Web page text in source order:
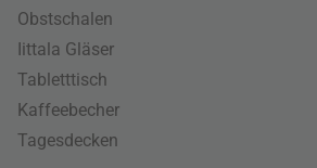
Obstschalen
Iittala Gläser
Tabletttisch
Kaffeebecher
Tagesdecken